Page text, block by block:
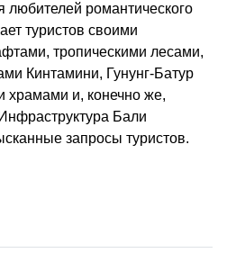
романтического
туристов своими
тропическими лесами,
Кинтамини, Гунунг-Батур
храмами и, конечно же,
Бали
запросы туристов.